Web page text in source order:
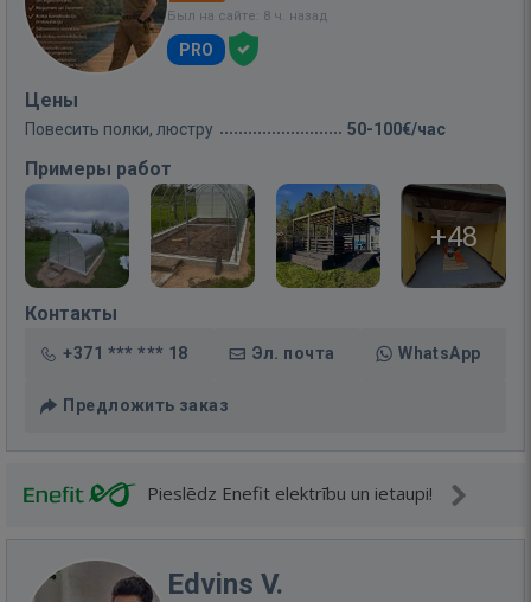
Был на сайте: 8 ч. назад
PRO
Цены
Повесить полки, люстру 50-100€/час
Примеры работ
+48
Контакты
+371 *** *** 18 Эл. почта WhatsApp
Предложить заказ
Pieslēdz Enefit elektrību un ietaupi!
Edvins V.